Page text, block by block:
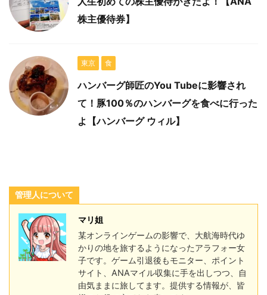
株主優待券】
東京 食
ハンバーグ師匠のYou Tubeに影響され
て！豚100％のハンバーグを食べに行った
よ【ハンバーグ ウィル】
管理人について
マリ姐
某オンラインゲームの影響で、大航海時代ゆ
かりの地を旅するようになったアラフォー女
子です。ゲーム引退後もモニター、ポイント
サイト、ANAマイル収集に手を出しつつ、自
由気ままに旅してます。提供する情報が、皆